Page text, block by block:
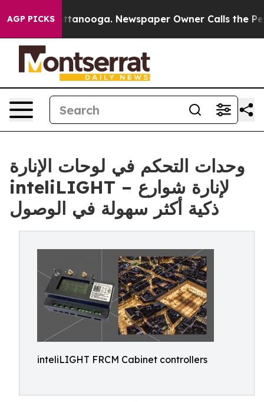
AGP PICKS
Chattanooga. Newspaper Owner Calls the People
وحدات التحكم في لوحات الإنارة
inteliLIGHT – لإنارة شوارع
ذكية أكثر سهولة في الوصول
inteliLIGHT FRCM Cabinet controllers